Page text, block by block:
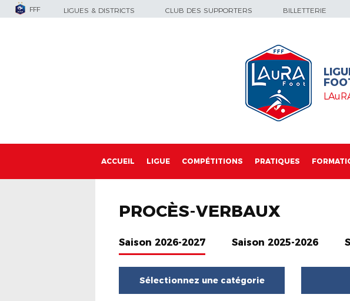
FFF LIGUES & DISTRICTS CLUB DES SUPPORTERS BILLETTERIE
ACCUEIL LIGUE COMPÉTITIONS PRATIQUES
PROCÈS-VERBAUX
Saison 2026-2027 Saison 2025-2026
Sélectionnez une catégorie